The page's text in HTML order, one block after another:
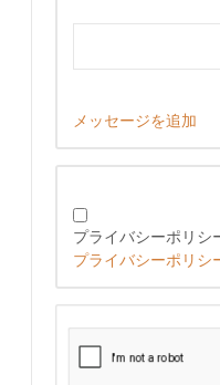
メッセージを追加
プライバシーポリシ
プライバシーポリシ